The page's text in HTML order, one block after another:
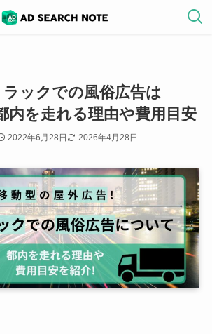
ックでの風俗広告は
内を走れる理由や費用目安
2022年6月28日 2026年4月28日